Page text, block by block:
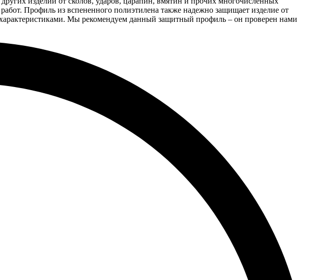
Профиль из вспененного полиэтилена также надежно защищает изделие от
Мы рекомендуем данный защитный профиль – он проверен нами